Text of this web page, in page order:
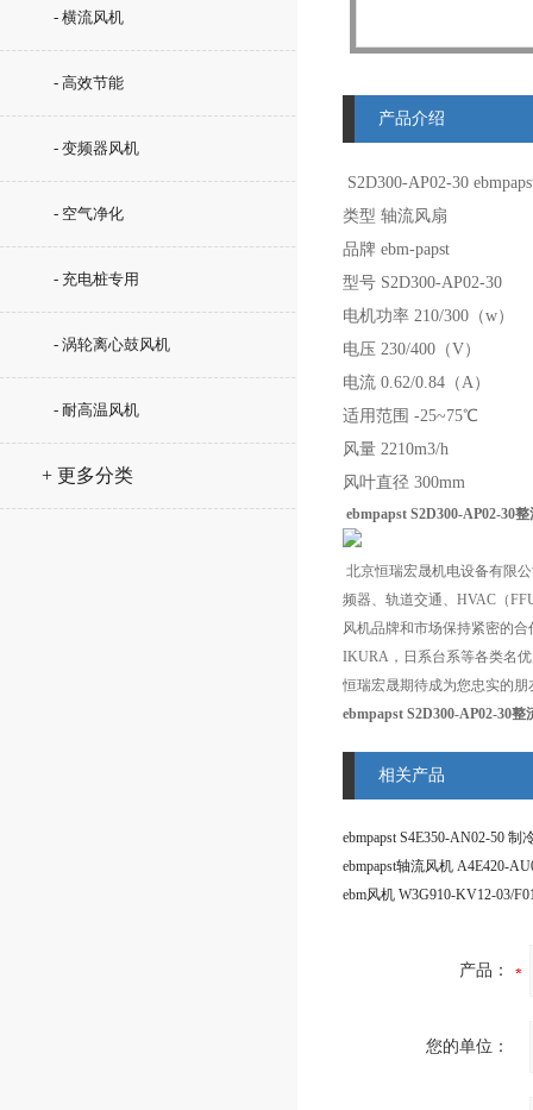
- 横流风机
- 高效节能
- 变频器风机
- 空气净化
- 充电桩专用
- 涡轮离心鼓风机
- 耐高温风机
+ 更多分类
产品介绍
S2D300-AP02-30 e
类型 轴流风扇
品牌 ebm-papst
型号 S2D300-AP02-30
电机功率 210/300（w）
电压 230/400（V）
电流 0.62/0.84（A）
适用范围 -25~75℃
风量 2210m3/h
风叶直径 300mm
ebmpapst S2D300-AP02-30
北京恒瑞宏晟机电设备有限
频器、轨道交通、HVAC（
风机品牌和市场保持紧密的合
IKURA，日系台系等各类名
恒瑞宏晟期待成为您忠实的
ebmpapst S2D300-AP02-30
相关产品
ebmpapst轴流风机 A4E420-
产品：
您的单位：